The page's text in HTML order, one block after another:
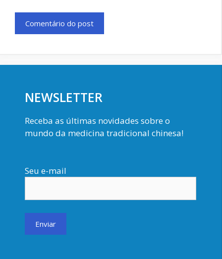
NEWSLETTER
Receba as últimas novidades sobre o
mundo da medicina tradicional chinesa!
Seu e-mail